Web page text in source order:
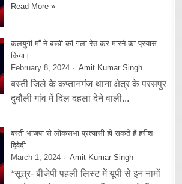
Read More »
कलयुगी माँ ने बच्ची की गला रेत कर मारने का प्रयास
किया।
February 8, 2024
Amit Kumar Singh
बस्ती जिले के कप्तानगंज थाना क्षेत्र के परसपुर
दुबौली गांव में दिल दहला देने वाली...
बस्ती भाजपा से लोकसभा प्रत्यासी हो सकते हैं हरीश
द्विवेदी
March 1, 2024
Amit Kumar Singh
*सूत्र- बीजेपी पहली लिस्ट में यूपी से इन नामों